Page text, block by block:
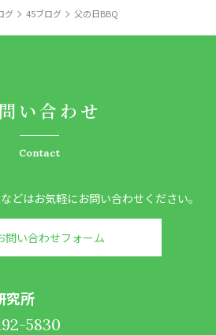
グ 45ブログ 父の日BBQ
い合わせ
Contact
どはお気軽にお問い合わせください。
問い合わせフォーム
究所
5830